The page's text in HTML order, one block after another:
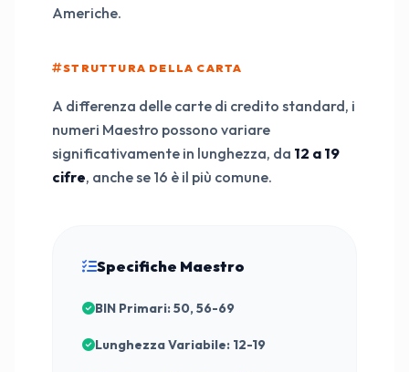
Americhe.
STRUTTURA DELLA CARTA
A differenza delle carte di credito standard, i
numeri Maestro possono variare
significativamente in lunghezza, da 12 a 19
cifre, anche se 16 è il più comune.
Specifiche Maestro
BIN Primari: 50, 56-69
Lunghezza Variabile: 12-19